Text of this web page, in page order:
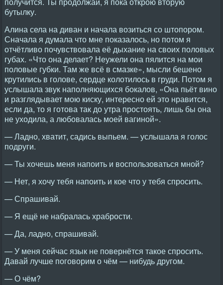
бутылку.
Алина села на диван и начала возиться со штопором.
Сначала я думала что мне показалось, но потом я
отчётливо почувствовала её дыхание на своих половых
губах. «Что она делает? Неужели она пялится на мои
половые губки. Там же всё в смазке», мысли бешено
крутились в голове, сердце колотилось в груди. Потом я
услышала звук наполняющихся бокалов, «Она пьёт вино
и разглядывает мою киску, интересно ей это нравится,
если да, то я готова так до утра простоять, лишь бы она
не уходила, а любовалась моей вагиной».
— Ладно, хватит, садись выпьем. — услышала я голос
подруги.
— Ты хочешь меня напоить и воспользоваться мной?
— Нет, я хочу тебя напоить и кое что у тебя спросить.
— Спрашивай.
— Я ещё не набралась храбрости.
— Да, ладно, спрашивай.
— У меня сейчас язык не повернётся такое спросить.
Давай лучше поговорим о чём — нибудь другом.
— О чём?